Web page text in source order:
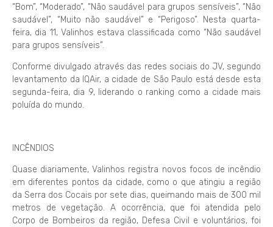
“Bom”, “Moderado”, “Não saudável para grupos sensíveis”, “Não
saudável”, “Muito não saudável” e “Perigoso”. Nesta quarta-
feira, dia 11, Valinhos estava classificada como “Não saudável
para grupos sensíveis”.
Conforme divulgado através das redes sociais do JV, segundo
levantamento da IQAir, a cidade de São Paulo está desde esta
segunda-feira, dia 9, liderando o ranking como a cidade mais
poluída do mundo.
INCÊNDIOS
Quase diariamente, Valinhos registra novos focos de incêndio
em diferentes pontos da cidade, como o que atingiu a região
da Serra dos Cocais por sete dias, queimando mais de 300 mil
metros de vegetação. A ocorrência, que foi atendida pelo
Corpo de Bombeiros da região, Defesa Civil e voluntários, foi